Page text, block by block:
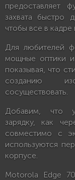
предоставляет
захвата быстро
чтобы все в кадре
Для любителей
мощные оптики и
показывая, что
созданию
сосуществовать.
Добавим, что
зарядку, как
совместимо с
используются
корпусе.
Motorola Edge